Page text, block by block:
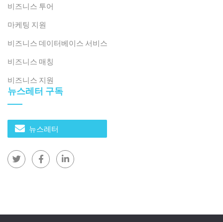
니다. 매장에는 즉각적인 구매 전환율을 극대화하도록 설
계된 유형이 있습니다. 손님이 들어오면 몇 가지 주요 제품
다. 하지만 또 다른 유형도 있습니다. 바로 판매를 시도하
는 대신, 다시 오고 싶을 만큼 즐거운 경험을 만들어주는
려는 중저가 브랜드들이 흔히 사용하는 접근 방식입니다.
방문할 때마다 무리하게 권유하지 않고, 점진적으로 친숙
개인적인 관점에서 이러한 경험은 그저 "지나가다가 잠깐
멈춰서는" 일회성 경험일 수 있습니다. 하지만
B&Company에서 우리가 하는 일에서는 이러한 관찰이
를 평가할 때, 재무제표나 시장 데이터만으로는 충분하지
비즈니스 투어
마케팅 지원
비즈니스 데이터베이스 서비스
비즈니스 매칭
비즈니스 지원
뉴스레터 구독
뉴스레터